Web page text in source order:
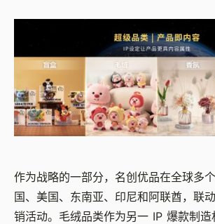
作为战略的一部分，名创优品在全球多
国、美国、东南亚、印尼和阿联酋，联
销活动。毛绒品类作为另一 IP 爆款制造